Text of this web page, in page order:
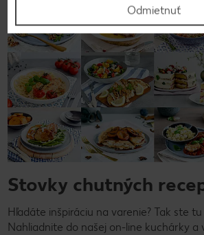
Stovky chutných
Hľadáte inšpiráciu na varenie? Tak ste tu
Nahliadnite do našej on-line kuchárky a
Odmietnuť